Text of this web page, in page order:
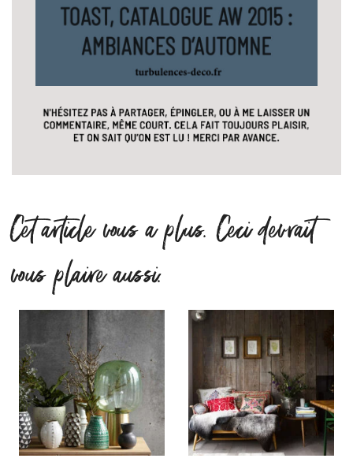
Cet article vous a plus. Ceci devrait
vous plaire aussi.